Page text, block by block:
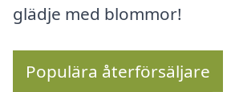
glädje med blommor!
Populära återförsäljare